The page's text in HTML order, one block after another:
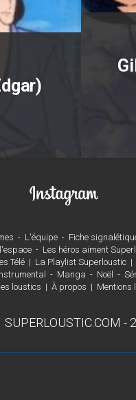
- L'équipe - Fiche
- Les héros aiment
Télé | La Playlist Superloustic |
- Manga - Noël -
loustics | À propos | Mentions
SUPERLOUSTIC.COM -